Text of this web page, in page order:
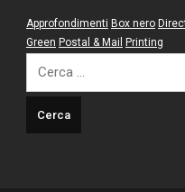
Approfondimenti Box nero
Green Postal & Mail
Printing
per: